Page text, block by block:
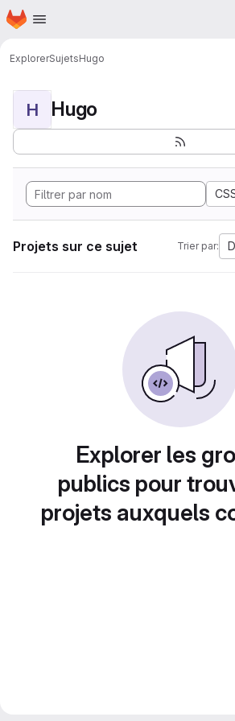
Passer au contenu principal
Page d'accueil
ExplorerSujetsHugo
H Hugo
Projets sur ce sujet Trier par:
Explorer les
publics pour
projets auxquels